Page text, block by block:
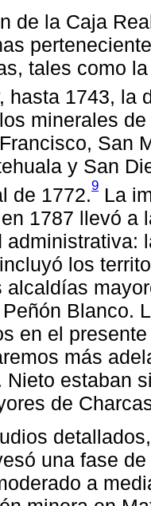
de la Caja
tales como
hasta 1743, la
minerales
San
y San
de 1772.9 La
1787 llevó a
administrativa:
los
alcaldías
Blanco.
en el
más
Nieto estaban
de
una fase
a